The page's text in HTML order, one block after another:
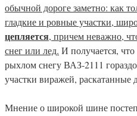
обычной дороге заметно: как
гладкие и ровные участки,
цепляется, причем неважно,
снег или лед. И получается,
рыхлом снегу ВАЗ-2111
участки виражей, раскатанные
Мнение о широкой шине